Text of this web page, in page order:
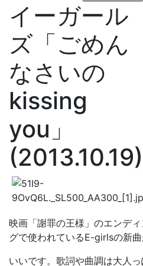
イーガール
ズ「ごめん
なさいの
kissing
you」
(2013.10.19)
映画「謝罪の王様」のエンディ
グで使われているE-girlsの新
いいです。 歌詞や曲調は大人